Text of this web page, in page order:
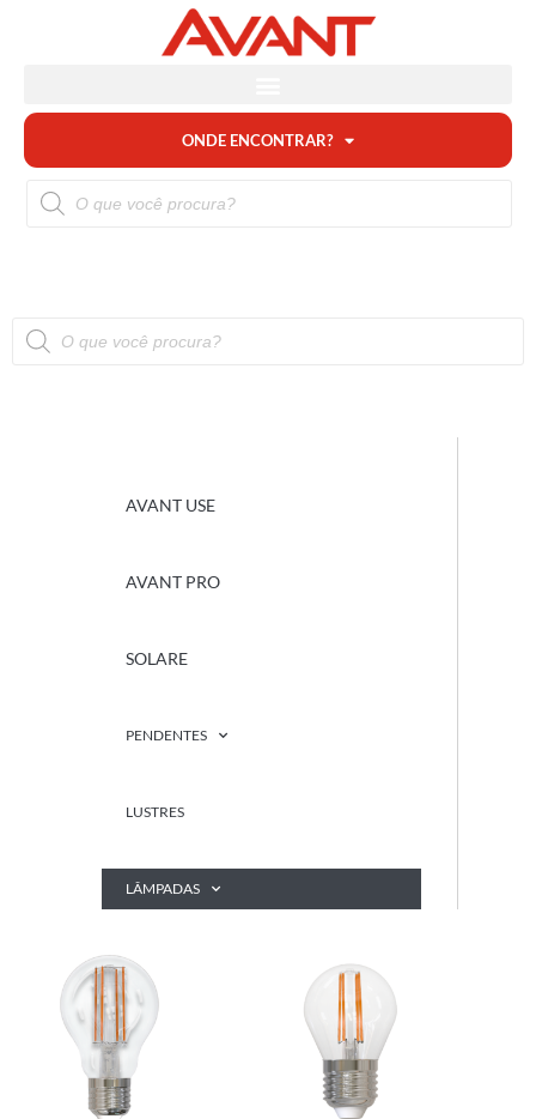
ONDE ENCONTRAR?
AVANT USE
AVANT PRO
SOLARE
PENDENTES
LUSTRES
LÂMPADAS